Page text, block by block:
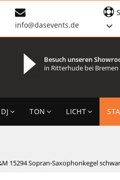
info@dasevents.de
Besuch unseren
in Ritterhude bei Bremen
DJ TON LICHT
15294 Sopran-Saxophonkegel